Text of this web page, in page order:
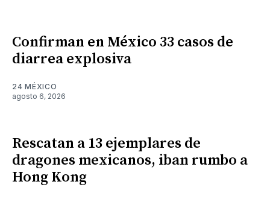
Confirman en México 33 casos de
diarrea explosiva
24 MÉXICO
agosto 6, 2026
Rescatan a 13 ejemplares de
dragones mexicanos, iban rumbo a
Hong Kong